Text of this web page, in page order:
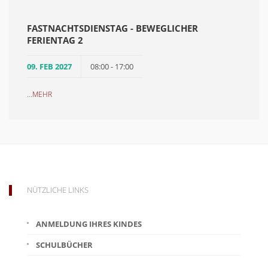
FASTNACHTSDIENSTAG - BEWEGLICHER
FERIENTAG 2
09. FEB 2027 08:00 - 17:00
...MEHR
NÜTZLICHE LINKS
ANMELDUNG IHRES KINDES
SCHULBÜCHER